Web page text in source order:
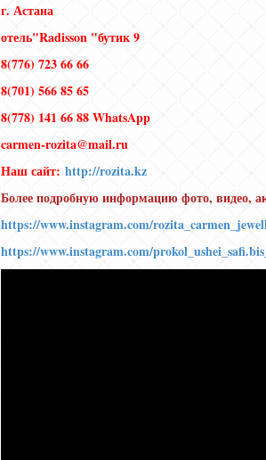
г. Астана
отель"Radisson "бутик 9
8(776) 723 66 66
8(701) 566 85 65
8(778) 141 66 88 WhatsApp
carmen-rozita@mail.ru
Наш сайт: http://rozita.kz
Более подробную информацию фото, видео,
https://www.instagram.com/
https://www.instagram.com/